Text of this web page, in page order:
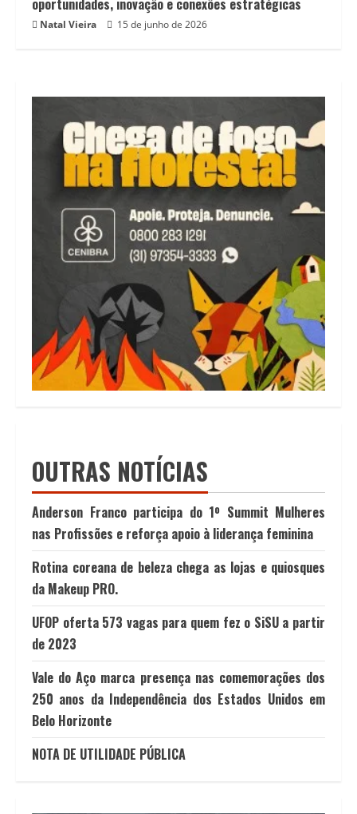
oportunidades, inovação e conexões estratégicas
Natal Vieira 15 de junho de 2026
OUTRAS NOTÍCIAS
Anderson Franco participa do 1º Summit Mulheres
nas Profissões e reforça apoio à liderança feminina
Rotina coreana de beleza chega as lojas e quiosques
da Makeup PRO.
UFOP oferta 573 vagas para quem fez o SiSU a partir
de 2023
Vale do Aço marca presença nas comemorações dos
250 anos da Independência dos Estados Unidos em
Belo Horizonte
NOTA DE UTILIDADE PÚBLICA